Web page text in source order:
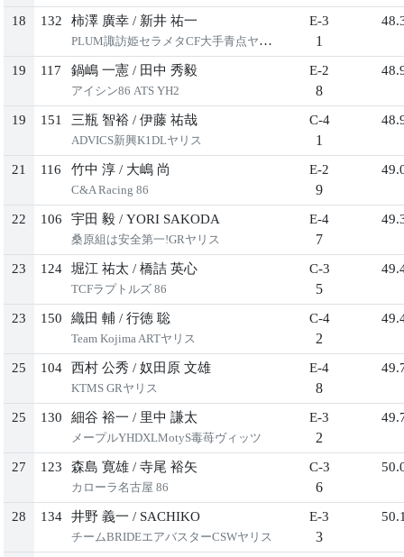
18 132 柿澤 廣幸 / 新井 祐一
PLUM諏訪姫セラメタCF大手青点ヤリス
E-3
1
19 117 鍋嶋 一憲 / 田中 秀毅
アイシン86 ATS YH2
E-2
8
19 151 三瓶 智裕 / 伊藤 祐哉
ADVICS新興K1DLヤリス
C-4
1
21 116 竹中 淳 / 大嶋 尚
C&A Racing 86
E-2
9
22 106 宇田 毅 / YORI SAKODA
桑原組は安全第一!GRヤリス
E-4
7
23 124 堀江 祐太 / 橋詰 英心
TCFラプトルズ 86
C-3
5
23 150 織田 輔 / 行徳 聡
Team Kojima ARTヤリス
C-4
2
25 104 西村 公秀 / 奴田原 文雄
KTMS GRヤリス
E-4
8
25 130 細谷 裕一 / 里中 謙太
メープルYHDXLMotyS毒苺ヴィッツ
E-3
2
27 123 森島 寛雄 / 寺尾 裕矢
カローラ名古屋 86
C-3
6
28 134 井野 義一 / SACHIKO
チームBRIDEエアバスターCSWヤリス
E-3
3